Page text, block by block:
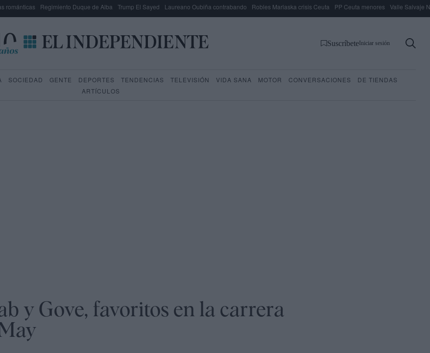
románticas Regimiento Duque de Alba Trump El Sayed Laureano Oubiña contrabando Robles Marlaska crisis Ceuta PP Ceuta menores Valle Salvaje
SuscríbeteIniciar sesión
SOCIEDAD GENTE DEPORTES TENDENCIAS TELEVISIÓN VIDA SANA MOTOR CONVERSACIONES
DE TIENDAS
ARTÍCULOS
y Gove, favoritos en la carrera